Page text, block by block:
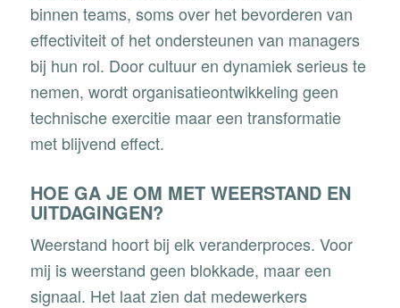
binnen teams, soms over het bevorderen van
effectiviteit of het ondersteunen van managers
bij hun rol. Door cultuur en dynamiek serieus te
nemen, wordt organisatieontwikkeling geen
technische exercitie maar een transformatie
met blijvend effect.
HOE GA JE OM MET WEERSTAND EN
UITDAGINGEN?
Weerstand hoort bij elk veranderproces. Voor
mij is weerstand geen blokkade, maar een
signaal. Het laat zien dat medewerkers